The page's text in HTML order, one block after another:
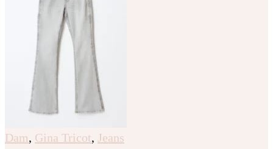
Dam, Gina Tricot, Jeans